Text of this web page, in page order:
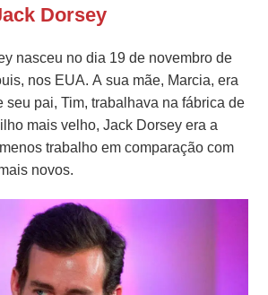
Dorsey
nasceu no dia 19 de novembro de
nos EUA. A sua mãe, Marcia, era
seu pai, Tim, trabalhava na fábrica de
mais velho, Jack Dorsey era a
trabalho em comparação com
novos.